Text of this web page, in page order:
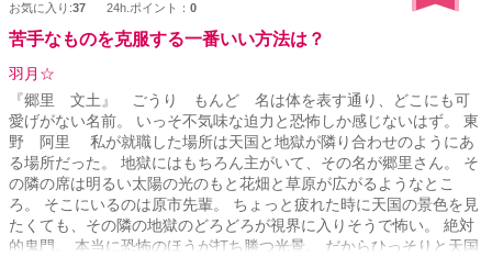
お気に入り:37 24h.ポイント： 0
苦手なものを克服する一番いい方法は？
羽月☆
『郷里 文土』 ごうり もんど 名は体を表す通り、どこにも可
愛げがない名前。 いっそ不気味な迫力と恐怖しか感じないはず。 東
野 阿里 私が就職した場所は天国と地獄が隣り合わせのようにあ
る場所だった。 地獄にはもちろん主がいて、その名が郷里さん。 そ
の隣の席は明るい太陽の光のもと花畑と草原が広がるようなとこ
ろ。 そこにいるのは原市先輩。 ちょっと疲れた時に天国の景色を見
たくても、その隣の地獄のどろどろが視界に入りそうで怖い。 絶対
的鬼門。 本当に恐怖のほうが打ち勝つ光景。 だからひっそりと天国